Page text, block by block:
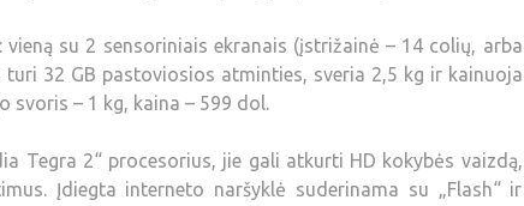
su 2 sensoriniais ekranais (įstrižainė – 14 colių, arba
32 GB pastoviosios atminties, sveria 2,5 kg ir kainuoja
svoris – 1 kg, kaina – 599 dol.
Tegra 2“ procesorius, jie gali atkurti HD kokybės vaizdą,
Įdiegta interneto naršyklė suderinama su „Flash“ ir